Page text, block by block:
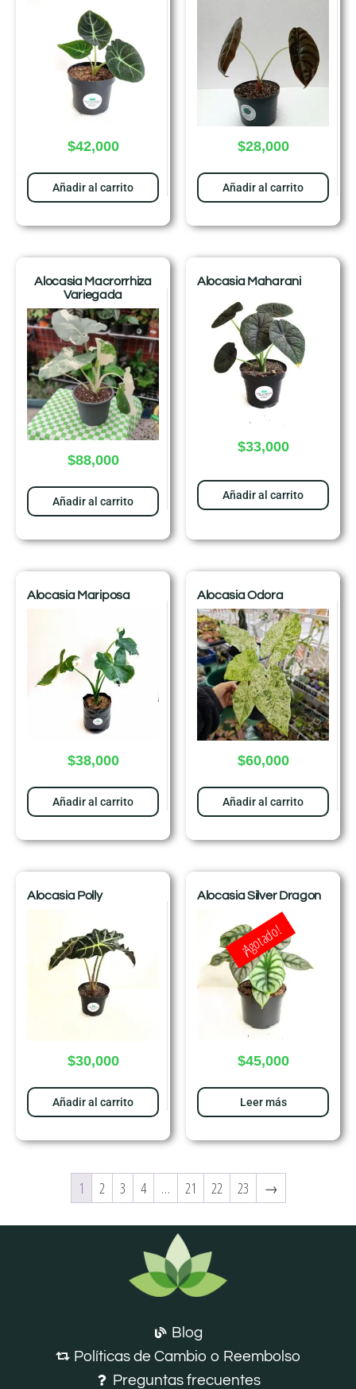
$42,000
Añadir al carrito
$28,000
Añadir al carrito
Alocasia Macrorrhiza
Variegada
$88,000
Añadir al carrito
Alocasia Maharani
$33,000
Añadir al carrito
Alocasia Mariposa
$38,000
Añadir al carrito
Alocasia Odora
$60,000
Añadir al carrito
Alocasia Polly
$30,000
Añadir al carrito
Alocasia Silver Dragon
$45,000
Leer más
¡Agotado!
1 2 3 4 … 21 22 23 →
Blog
Políticas de Cambio o Reembolso
Preguntas frecuentes